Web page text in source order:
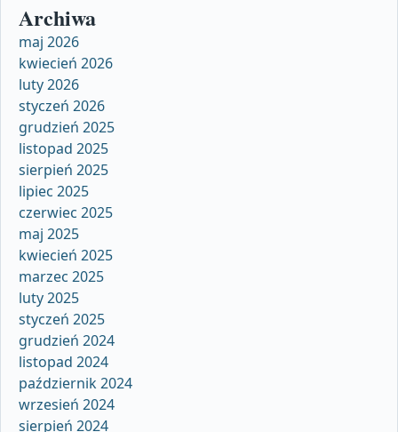
Archiwa
maj 2026
kwiecień 2026
luty 2026
styczeń 2026
grudzień 2025
listopad 2025
sierpień 2025
lipiec 2025
czerwiec 2025
maj 2025
kwiecień 2025
marzec 2025
luty 2025
styczeń 2025
grudzień 2024
listopad 2024
październik 2024
wrzesień 2024
sierpień 2024